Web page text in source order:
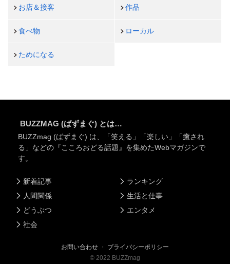
お店＆接客 作品
食べ物 ローカル
ためになる
BUZZMAG (ばずまぐ) とは…
BUZZmag (ばずまぐ) は、「笑える」「楽しい」「癒され
る」などの『こころおどる話題』を集めたWebマガジンで
す。
新着記事
人間関係
どうぶつ
社会
ランキング
生活と仕事
エンタメ
お問い合わせ ・ プライバシーポリシー
© 2022 BUZZmag